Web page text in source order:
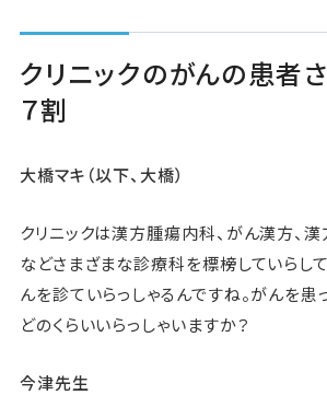
クリニックのがんの患者
７割
大橋マキ（以下、大橋）
クリニックは漢方腫瘍内科、がん漢方、
などさまざまな診療科を標榜していらし
んを診ていらっしゃるんですね。がんを患
どのくらいいらっしゃいますか？
今津先生